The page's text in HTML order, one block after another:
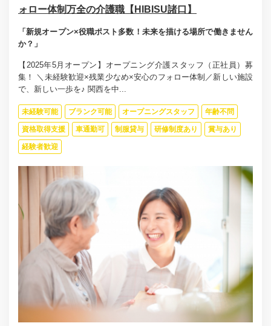
ォロー体制万全の介護職【HIBISU諸口】
「新規オープン×役職ポスト多数！未来を描ける場所で働きません
か？」
【2025年5月オープン】オープニング介護スタッフ（正社員）募
集！ ＼未経験歓迎×残業少なめ×安心のフォロー体制／新しい施設
で、新しい一歩を♪ 関西を中...
未経験可能 ブランク可能 オープニングスタッフ 年齢不問
資格取得支援 車通勤可 制服貸与 研修制度あり 賞与あり
経験者歓迎